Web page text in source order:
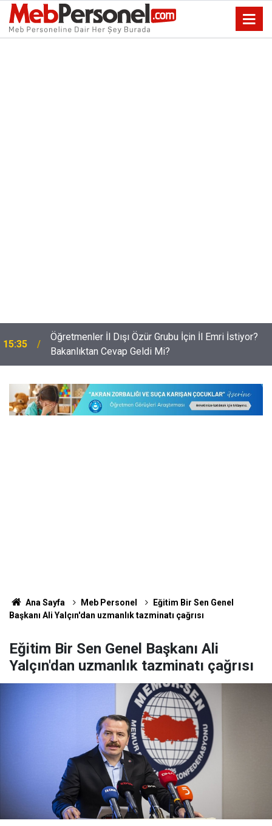
15:35
Öğretmenler İl Dışı Özür Grubu İçin İl Emri İstiyor?
Bakanlıktan Cevap Geldi Mi?
Ana Sayfa Meb Personel
Eğitim Bir Sen Genel
Başkanı Ali Yalçın'dan uzmanlık tazminatı çağrısı
Eğitim Bir Sen Genel Başkanı Ali
Yalçın'dan uzmanlık tazminatı çağrısı